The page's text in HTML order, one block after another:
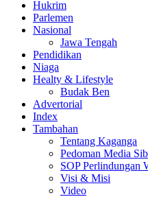
Hukrim
Parlemen
Nasional
Jawa Tengah
Pendidikan
Niaga
Healty & Lifestyle
Budak Ben
Advertorial
Index
Tambahan
Tentang Kaganga
Pedoman Media
SOP Perlindungan
Visi & Misi
Video